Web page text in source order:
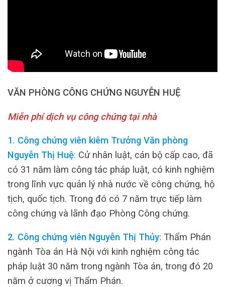
VĂN PHÒNG CÔNG CHỨNG NGUYỄN HUỆ
Miễn phí dịch vụ công chứng tại nhà
1. Công chứng viên kiêm Trưởng Văn phòng
Nguyễn Thị Huệ: Cử nhân luật, cán bộ cấp cao, đã
có 31 năm làm công tác pháp luật, có kinh nghiệm
trong lĩnh vực quản lý nhà nước về công chứng, hộ
tịch, quốc tịch. Trong đó có 7 năm trực tiếp làm
công chứng và lãnh đạo Phòng Công chứng.
2. Công chứng viên Nguyễn Thị Thủy: Thẩm Phán
ngành Tòa án Hà Nội với kinh nghiệm công tác
pháp luật 30 năm trong ngành Tòa án, trong đó 20
năm ở cương vị Thẩm Phán.